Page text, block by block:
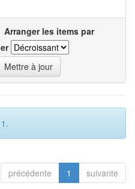
Arranger les items par
précédente 1 suivante